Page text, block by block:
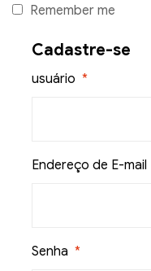
Remember me
Cadastre-se
usuário *
Endereço de E-mail
Senha *